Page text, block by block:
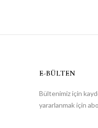
E-BÜLTEN
Bültenimiz için
yararlanmak için